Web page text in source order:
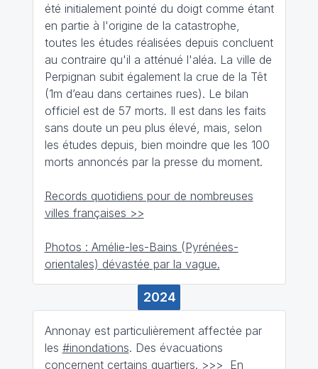
été initialement pointé du doigt comme étant
en partie à l'origine de la catastrophe,
toutes les études réalisées depuis concluent
au contraire qu'il a atténué l'aléa. La ville de
Perpignan subit également la crue de la Têt
(1m d’eau dans certaines rues). Le bilan
officiel est de 57 morts. Il est dans les faits
sans doute un peu plus élevé, mais, selon
les études depuis, bien moindre que les 100
morts annoncés par la presse du moment.
Records quotidiens pour de nombreuses
villes françaises >>
Photos : Amélie-les-Bains (Pyrénées-
orientales) dévastée par la vague.
2024
Annonay est particulièrement affectée par
les #inondations. Des évacuations
concernent certains quartiers. >>> En